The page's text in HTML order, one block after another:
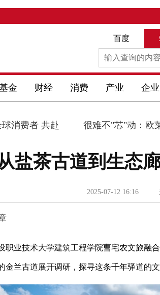
百度
金 财经 消费 产业 企业
赴 很难不"芯"动：欧莱雅于2
盐茶古道到生态
2025-07-12 16:16
职业技术大学建筑工程学院曹宅农文旅融
兰古道展开调研，探寻这条千年驿道的